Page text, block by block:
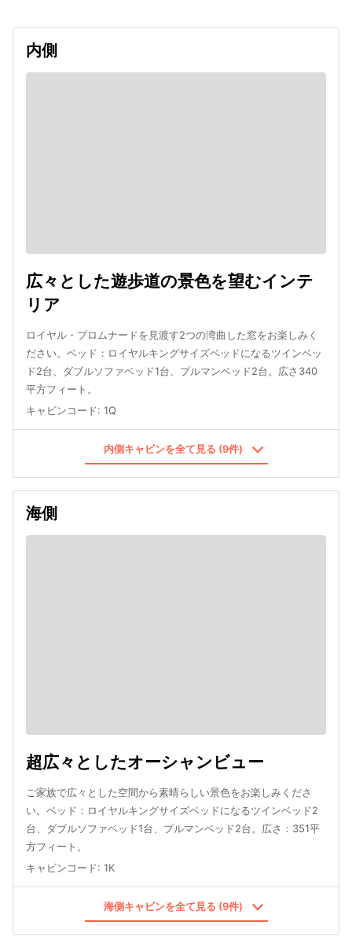
内側
広々とした遊歩道の景色を望むインテ
リア
ロイヤル・プロムナードを見渡す2つの湾曲した窓をお楽しみく
ださい。ベッド：ロイヤルキングサイズベッドになるツインベッ
ド2台、ダブルソファベッド1台、プルマンベッド2台。広さ340
平方フィート。
キャビンコード: 1Q
内側キャビンを全て見る (9件)
海側
超広々としたオーシャンビュー
ご家族で広々とした空間から素晴らしい景色をお楽しみくださ
い。ベッド：ロイヤルキングサイズベッドになるツインベッド2
台、ダブルソファベッド1台、プルマンベッド2台。広さ：351平
方フィート。
キャビンコード: 1K
海側キャビンを全て見る (9件)